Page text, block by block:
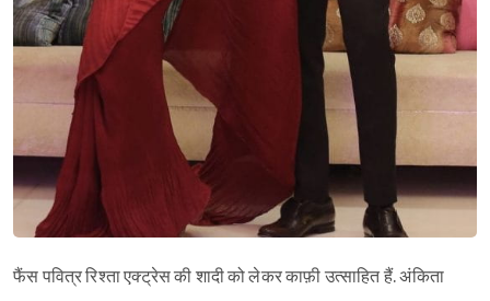
फैंस पवित्र रिश्ता एक्ट्रेस की शादी को लेकर काफ़ी उत्साहित हैं. अंकिता